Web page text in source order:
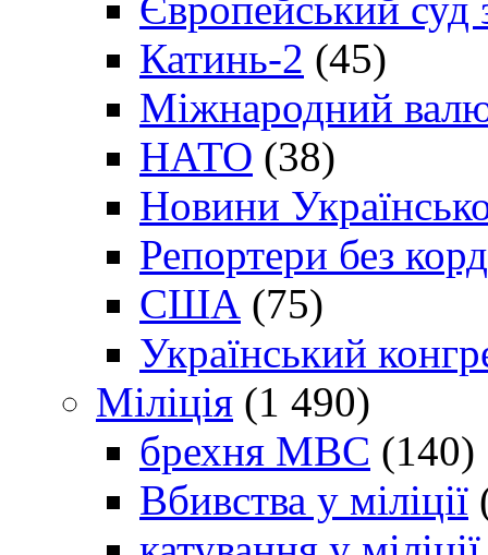
Катинь-2 (45)
Міжнародний
НАТО (38)
Новини
Репортери без
США (75)
Український
Міліція (1 490)
брехня МВС (140)
Вбивства у міліції